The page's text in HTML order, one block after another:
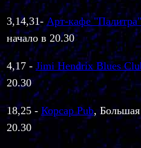
3,14,31- Арт-кафе "Палитра"
начало в 20.30
4,17 - Jimi Hendrix Blues
20.30
18,25 - Корсар Pub, Большая
20.30